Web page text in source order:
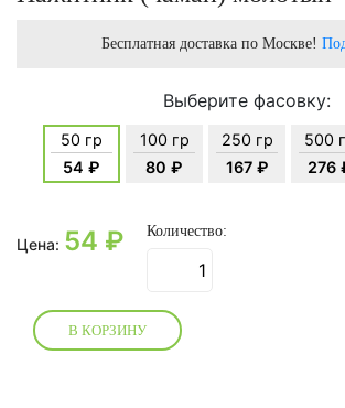
Бесплатная доставка по Москве!
Выберите фасовку:
50 гр
54 ₽
100 гр
80 ₽
250 гр
167 ₽
500
276
Цена: 54 ₽ Количество:
В КОРЗИНУ